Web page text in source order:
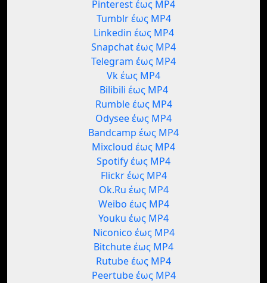
Pinterest έως MP4
Tumblr έως MP4
Linkedin έως MP4
Snapchat έως MP4
Telegram έως MP4
Vk έως MP4
Bilibili έως MP4
Rumble έως MP4
Odysee έως MP4
Bandcamp έως MP4
Mixcloud έως MP4
Spotify έως MP4
Flickr έως MP4
Ok.Ru έως MP4
Weibo έως MP4
Youku έως MP4
Niconico έως MP4
Bitchute έως MP4
Rutube έως MP4
Peertube έως MP4